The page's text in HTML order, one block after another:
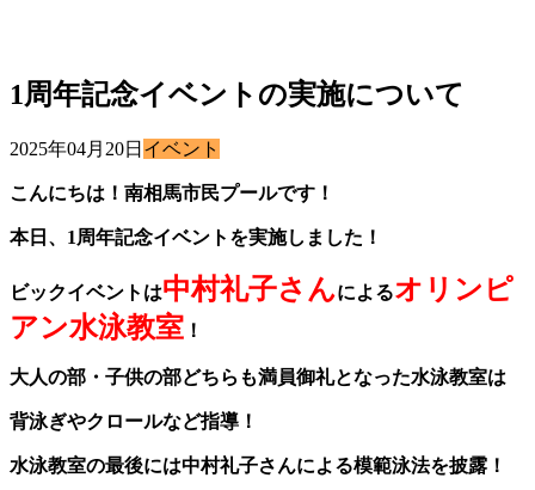
1周年記念イベントの実施について
2025年04月20日 イベント
こんにちは！南相馬市民プールです！
本日、1周年記念イベントを実施しました！
ビックイベントは中村礼子さんによるオリンピ
アン水泳教室 ！
大人の部・子供の部どちらも満員御礼となった水泳教室は
背泳ぎやクロールなど指導！
水泳教室の最後には中村礼子さんによる模範泳法を披露！